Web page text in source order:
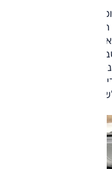
עדכני אך לא מוגזם.
המונח על גבי
בעיצוב ספורטיבי
ונטולי התחכמויות
טובה למדי וגימור
בו.